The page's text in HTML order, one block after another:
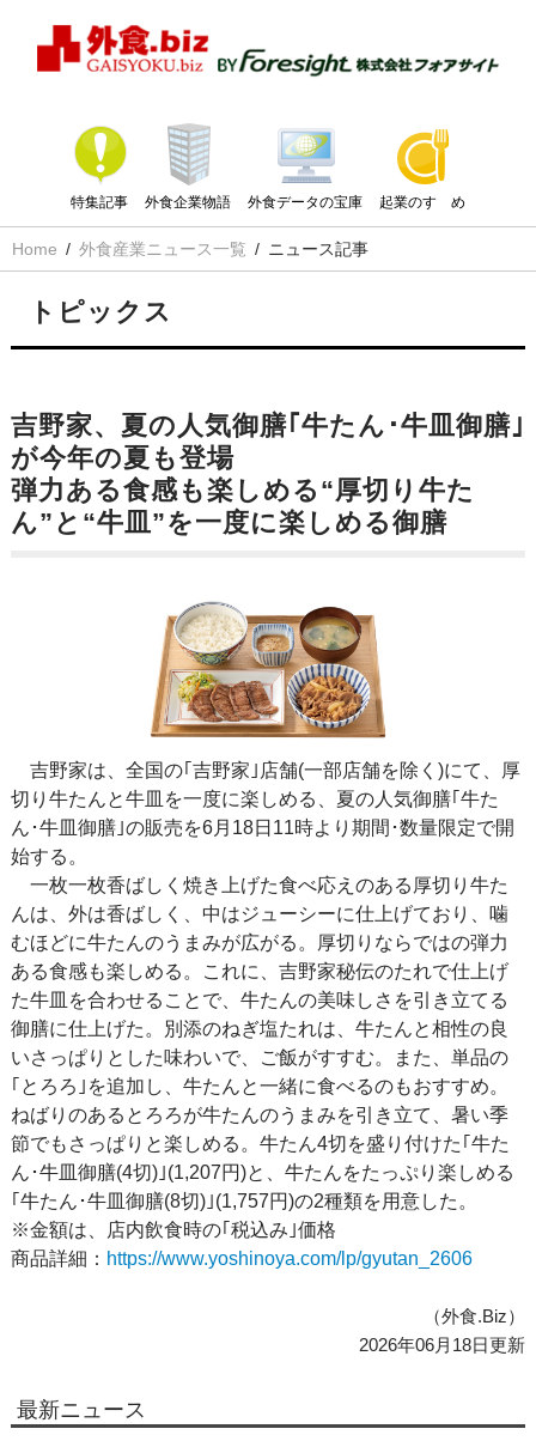
特集記事 外食企業物語 外食データの宝庫 起業のすゝめ
Home 外食産業ニュース一覧 ニュース記事
トピックス
吉野家、夏の人気御膳｢牛たん･牛皿御膳｣
が今年の夏も登場
弾力ある食感も楽しめる“厚切り牛た
ん”と“牛皿”を一度に楽しめる御膳
吉野家は、全国の｢吉野家｣店舗(一部店舗を除く)にて、厚
切り牛たんと牛皿を一度に楽しめる、夏の人気御膳｢牛た
ん･牛皿御膳｣の販売を6月18日11時より期間･数量限定で開
始する。
一枚一枚香ばしく焼き上げた食べ応えのある厚切り牛た
んは、外は香ばしく、中はジューシーに仕上げており、噛
むほどに牛たんのうまみが広がる。厚切りならではの弾力
ある食感も楽しめる。これに、吉野家秘伝のたれで仕上げ
た牛皿を合わせることで、牛たんの美味しさを引き立てる
御膳に仕上げた。別添のねぎ塩たれは、牛たんと相性の良
いさっぱりとした味わいで、ご飯がすすむ。また、単品の
｢とろろ｣を追加し、牛たんと一緒に食べるのもおすすめ。
ねばりのあるとろろが牛たんのうまみを引き立て、暑い季
節でもさっぱりと楽しめる。牛たん4切を盛り付けた｢牛た
ん･牛皿御膳(4切)｣(1,207円)と、牛たんをたっぷり楽しめる
｢牛たん･牛皿御膳(8切)｣(1,757円)の2種類を用意した。
※金額は、店内飲食時の｢税込み｣価格
商品詳細： https://www.yoshinoya.com/lp/gyutan_2606
（外食.Biz）
2026年06月18日更新
最新ニュース